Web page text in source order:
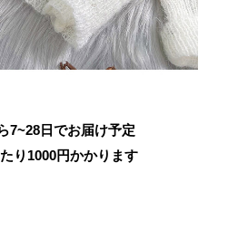
7~28日でお届け予定
り 1000円かかります